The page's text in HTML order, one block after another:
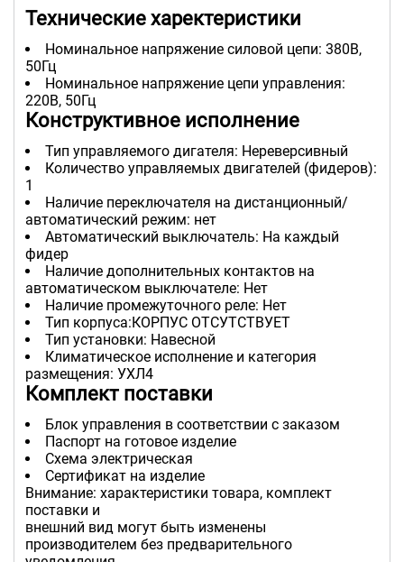
Технические харектеристики
Номинальное напряжение силовой цепи: 380В,
50Гц
Номинальное напряжение цепи управления:
220В, 50Гц
Конструктивное исполнение
Тип управляемого дигателя: Нереверсивный
Количество управляемых двигателей (фидеров):
1
Наличие переключателя на дистанционный/
автоматический режим: нет
Автоматический выключатель: На каждый
фидер
Наличие дополнительных контактов на
автоматическом выключателе: Нет
Наличие промежуточного реле: Нет
Тип корпуса:КОРПУС ОТСУТСТВУЕТ
Тип установки: Навесной
Климатическое исполнение и категория
размещения: УХЛ4
Комплект поставки
Блок управления в соответствии с заказом
Паспорт на готовое изделие
Схема электрическая
Сертификат на изделие
Внимание: характеристики товара, комплект
поставки и
внешний вид могут быть изменены
производителем без предварительного